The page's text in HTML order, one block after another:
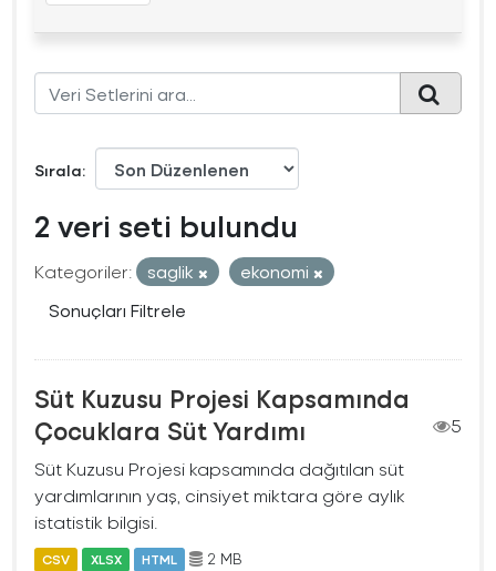
Sırala
2 veri seti bulundu
Kategoriler: saglik
ekonomi
Sonuçları Filtrele
Süt Kuzusu Projesi Kapsamında
Çocuklara Süt Yardımı
5
Süt Kuzusu Projesi kapsamında dağıtılan süt
yardımlarının yaş, cinsiyet miktara göre aylık
istatistik bilgisi.
CSV XLSX HTML 2 MB